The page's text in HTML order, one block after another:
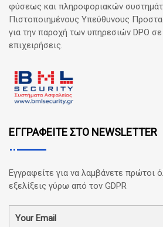
φύσεως και πληροφοριακών
Πιστοποιημένους Υπεύθυνους
για την παροχή των υπηρεσιών DPO σε
επιχειρήσεις.
ΕΓΓΡΑΦΕΙΤΕ ΣΤΟ NEWSLETTER
Εγγραφείτε για να λαμβάνετε πρώτοι
εξελίξεις γύρω από τον GDPR
Your Email